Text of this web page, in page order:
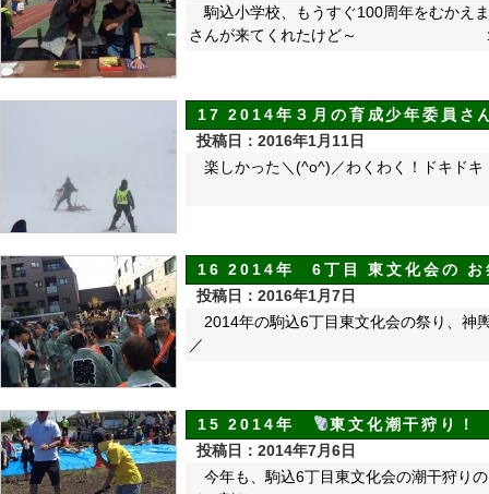
駒込小学校、もうすぐ100周年
さんが来てくれたけど～ １００
17 2014年３月の育成少年委員
投稿日：2016年1月11日
楽しかった＼(^o^)／わくわく！ドキドキ
16 2014年 6丁目 東文化会の お
投稿日：2016年1月7日
2014年の駒込6丁目東文化会の祭り、神
／
15 2014年
東文化潮干狩り！
投稿日：2014年7月6日
今年も、駒込6丁目東文化会の潮干狩り